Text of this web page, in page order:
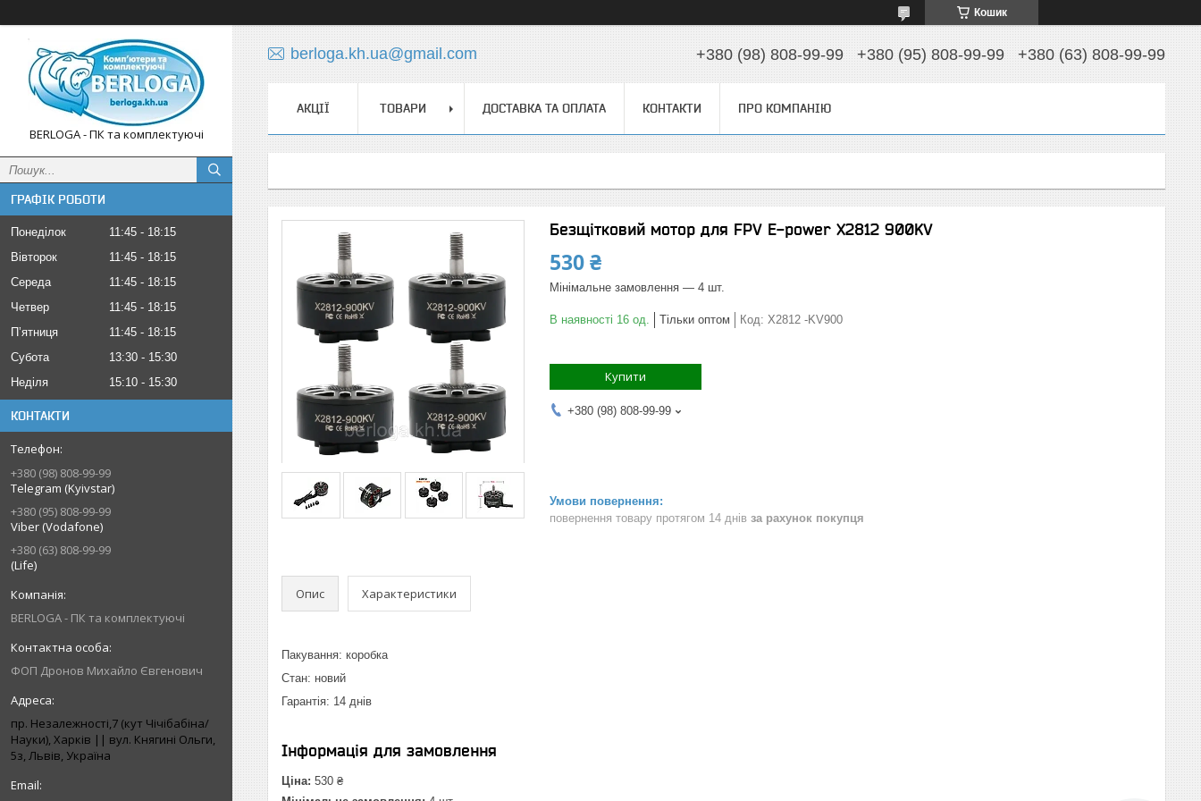
Кошик
BERLOGA - ПК та комплектуючі
ГРАФІК РОБОТИ
Понеділок 11:45
18:15
Вівторок
11:45
18:15
Середа
11:45
18:15
Четвер
11:45
18:15
Пʼятниця
11:45
18:15
Субота
13:30
15:30
Неділя
15:10 15:30
КОНТАКТИ
+380 (98) 808-99-99
Telegram (Kyivstar)
+380 (95) 808-99-99
Viber (Vodafone)
+380 (63) 808-99-99
(Life)
BERLOGA - ПК та комплектуючі
ФОП Дронов Михайло Євгенович
пр. Незалежності,7 (кут Чічібабіна/
Науки), Харків || вул. Княгині Ольги,
5з, Львів, Україна
berloga.kh.ua@gmail.com +380 (98) 808-99-99 +380 (95) 808-99-99 +380 (63) 808-99-99
АКЦІЇ ТОВАРИ ДОСТАВКА ТА ОПЛАТА КОНТАКТИ ПРО КОМПАНІЮ
Безщітковий мотор для FPV E-power Х2812 900KV
530 ₴
Мінімальне замовлення — 4 шт.
В наявності 16 од. Тільки оптом Код: X2812 -KV900
Купити
+380 (98) 808-99-99
повернення товару протягом 14 днів за рахунок покупця
Опис Характеристики
Пакування: коробка
Стан: новий
Гарантія: 14 днів
Інформація для замовлення
Ціна: 530 ₴